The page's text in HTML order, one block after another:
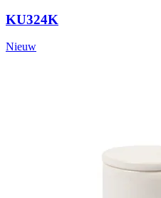
KU324K
Nieuw